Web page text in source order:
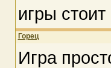
игры
Горец
Игра